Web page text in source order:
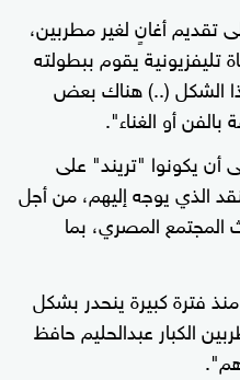
تقديم أغانٍ لغير مطربين،
تليفزيونية يقوم ببطولته
بهذا الشكل (..) هناك بعض
أو الغناء".
أن يكونوا "تريند" على
الذي يوجه إليهم، من أجل
المجتمع المصري، بما
فترة كبيرة ينحدر بشكل
الكبار عبدالحليم حافظ